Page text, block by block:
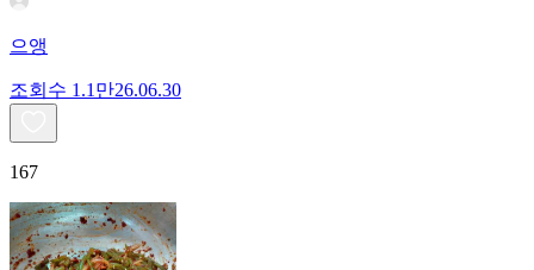
으앵
조회수 1.1만26.06.30
167